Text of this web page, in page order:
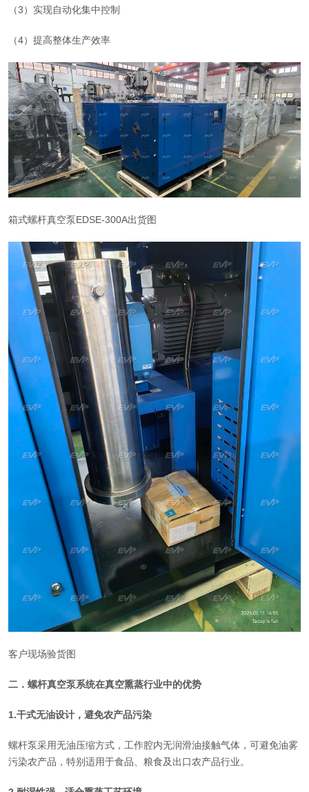
（3）实现自动化集中控制
（4）提高整体生产效率
箱式螺杆真空泵EDSE-300A出货图
客户现场验货图
二．螺杆真空泵系统在真空熏蒸行业中的优势
1.干式无油设计，避免农产品污染
螺杆泵采用无油压缩方式，工作腔内无润滑油接触气体，可避免油雾
污染农产品，特别适用于食品、粮食及出口农产品行业。